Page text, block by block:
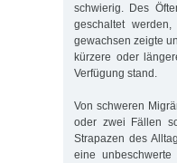
schwierig. Des
geschaltet
gewachsen zeigte
kürzere oder
Verfügung stand.
Von schweren
oder zwei Fällen
Strapazen des
eine